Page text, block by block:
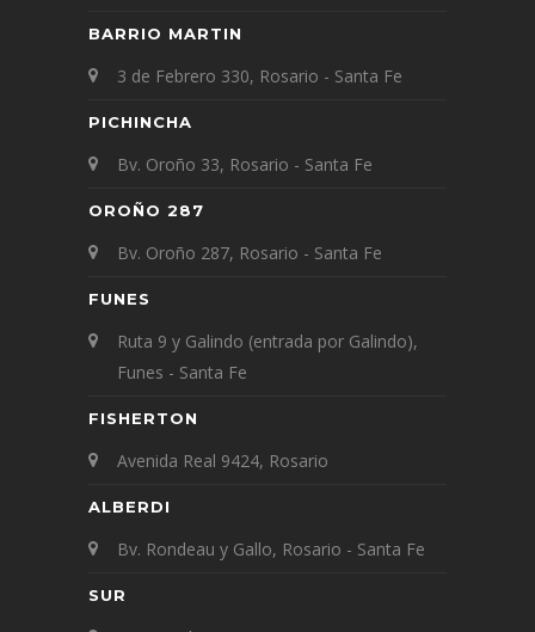
BARRIO MARTIN
3 de Febrero 330, Rosario - Santa Fe
PICHINCHA
Bv. Oroño 33, Rosario - Santa Fe
OROÑO 287
Bv. Oroño 287, Rosario - Santa Fe
FUNES
Ruta 9 y Galindo (entrada por Galindo),
Funes - Santa Fe
FISHERTON
Avenida Real 9424, Rosario
ALBERDI
Bv. Rondeau y Gallo, Rosario - Santa Fe
SUR